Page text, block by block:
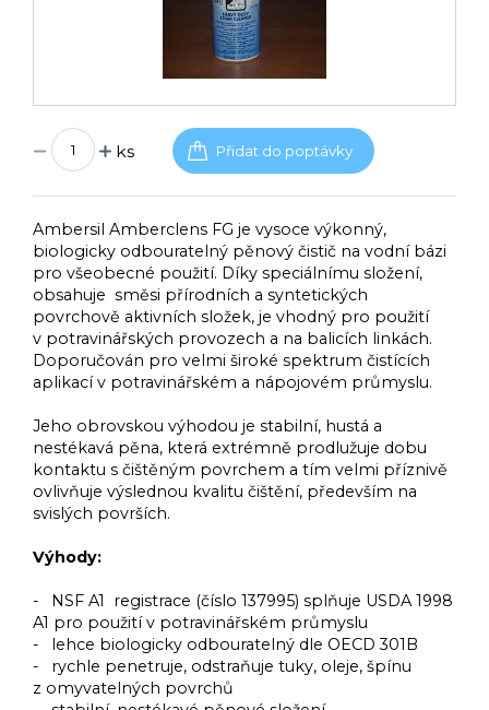
ks
Ambersil Amberclens FG je vysoce výkonný,
biologicky odbouratelný pěnový čistič na vodní bázi
pro všeobecné použití. Díky speciálnímu složení,
obsahuje směsi přírodních a syntetických
povrchově aktivních složek, je vhodný pro použití
v potravinářských provozech a na balicích linkách.
Doporučován pro velmi široké spektrum čistících
aplikací v potravinářském a nápojovém průmyslu.
Jeho obrovskou výhodou je stabilní, hustá a
nestékavá pěna, která extrémně prodlužuje dobu
kontaktu s čištěným povrchem a tím velmi příznivě
ovlivňuje výslednou kvalitu čištění, především na
svislých površích.
Výhody:
- NSF A1 registrace (číslo 137995) splňuje USDA 1998
A1 pro použití v potravinářském průmyslu
- lehce biologicky odbouratelný dle OECD 301B
- rychle penetruje, odstraňuje tuky, oleje, špínu
z omyvatelných povrchů